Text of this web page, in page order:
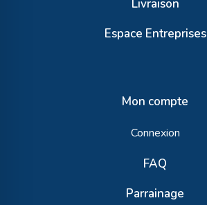
Livraison
Espace Entreprises
Mon compte
Connexion
FAQ
Parrainage